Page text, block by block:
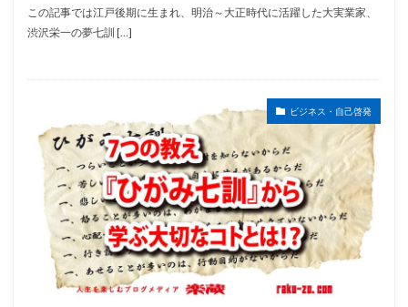
この記事では江戸後期に生まれ、明治～大正時代に活躍した大実業家、
渋沢栄一の夢七訓 […]
ビジネス・自己啓発